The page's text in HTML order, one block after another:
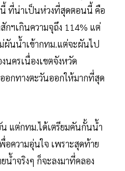
นี้ ที่น่าเป็นห่วงที่สุดตอนนี้ คือ
ฯเกินความจุถึง 114% แต่
ผันน้ำเข้ากทม.แต่จะผันไป
นครเนื่องเขตจังหวัด
อกทางตะวันออกให้มากที่สุด
แต่กทม.ได้เตรียมคันกั้นน้ำ
อความอุ่นใจ เพราะสุดท้าย
น้ำจริงๆ ก็จะลงมาที่คลอง